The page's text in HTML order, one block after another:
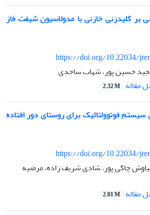
مبتنی بر کلیدزنی خازنی با مدولاسیون شیفت فاز
https://doi.org/10.22034/
حسین پور، شهاب ساجدی
مقاله 2.32 M
سیستم فوتوولتائیک برای روستای دور افتاده
https://doi.org/10.22034/
چاکی پور، شادی شریف زاده، مرضیه
مقاله 2.01 M